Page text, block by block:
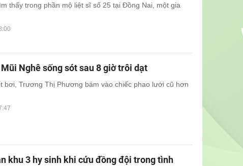
thấy trong phần mộ liệt sĩ số 25 tại Đồng Nai, một gia
Nghê sống sót sau 8 giờ trôi dạt
bơi, Trương Thị Phương bám vào chiếc phao lưới cũ hơn
khu 3 hy sinh khi cứu đồng đội trong tình